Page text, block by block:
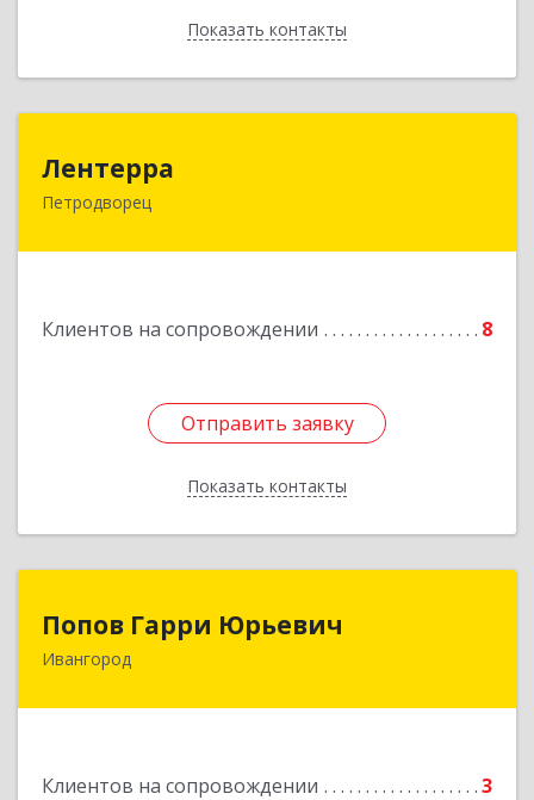
Показать контакты
Назад
Лентерра
Петродворец
Клиентов на сопровождении 8
Отправить заявку
Показать контакты
198517, Санкт-Петербург, Петергоф г,
Отправить заявку
Назад
Попов Гарри Юрьевич
Ивангород
Клиентов на сопровождении 3